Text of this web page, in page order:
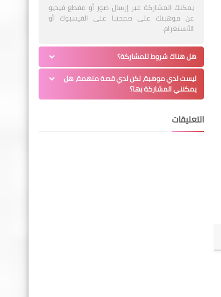
يمكنك المشاركة عبر إرسال صور أو مقطع فيديو
عن موهبتك على صفحتنا على الفيسبوك أو
الأنستغرام.
هل هناك شروط للمشاركة؟
ليست لدي موهبة، لكن لدي قصة ملهمة، هل
يمكنني المشاركة بها؟
التعليقات